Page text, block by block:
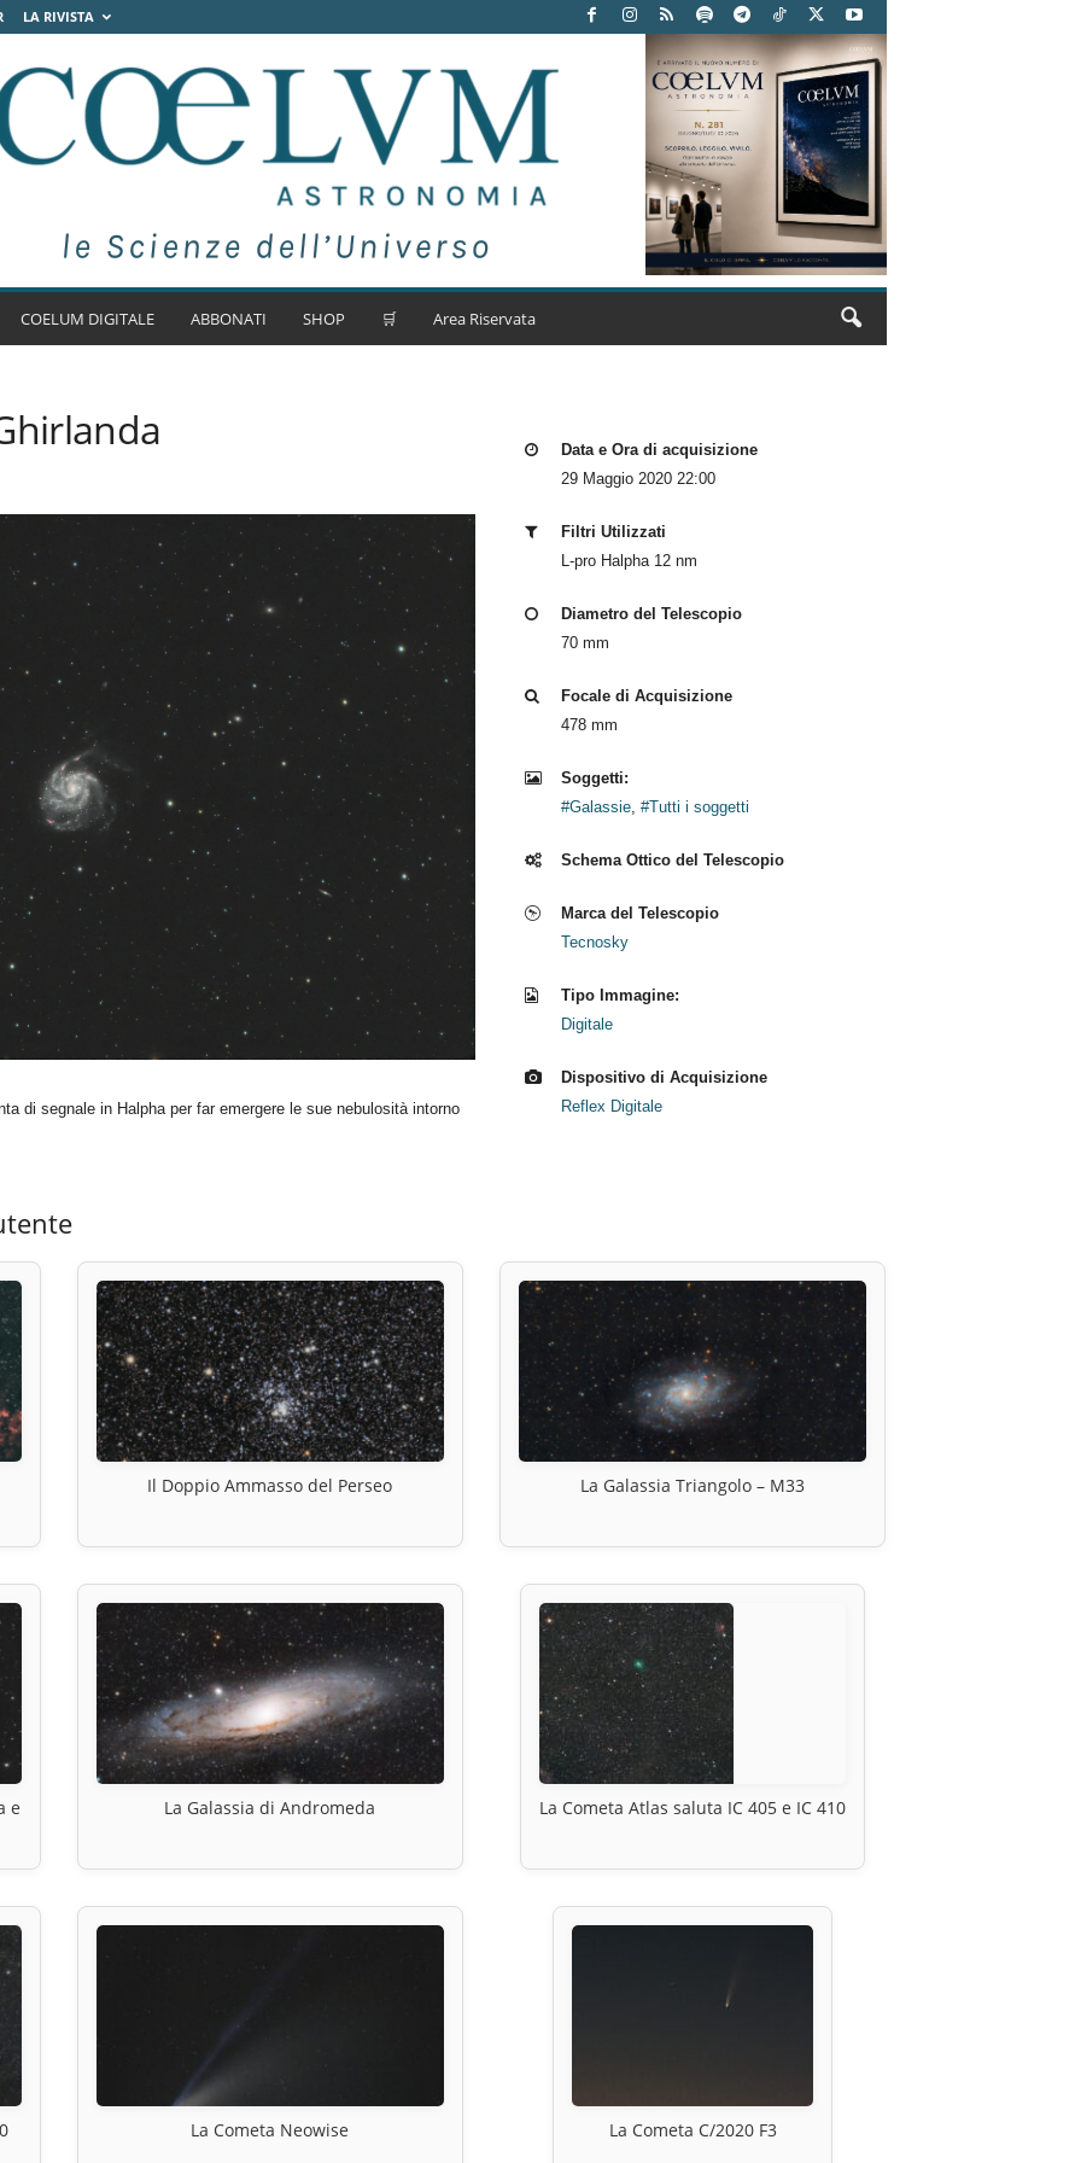
LA RIVISTA
COELUM DIGITALE ABBONATI SHOP 🛒 Area Riservata
di segnale in Halpha per far emergere le sue nebulosità intorno
Data e Ora di acquisizione
29 Maggio 2020 22:00
Filtri Utilizzati
L-pro Halpha 12 nm
Diametro del Telescopio
70 mm
Focale di Acquisizione
478 mm
Soggetti:
#Galassie, #Tutti i soggetti
Schema Ottico del Telescopio
Marca del Telescopio
Tecnosky
Tipo Immagine:
Digitale
Dispositivo di Acquisizione
Reflex Digitale
Il Doppio Ammasso del Perseo La Galassia Triangolo – M33
e
La Galassia di Andromeda La Cometa Atlas saluta IC 405 e IC 410
La Cometa Neowise La Cometa C/2020 F3